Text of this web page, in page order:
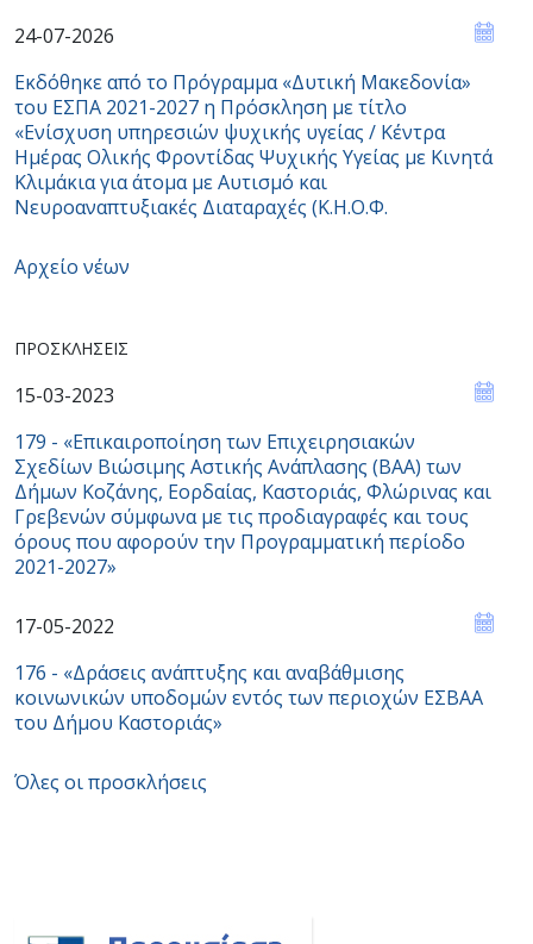
24-07-2026
Εκδόθηκε από το Πρόγραμμα «Δυτική Μακεδονία»
του ΕΣΠΑ 2021-2027 η Πρόσκληση με τίτλο
«Ενίσχυση υπηρεσιών ψυχικής υγείας / Κέντρα
Ημέρας Ολικής Φροντίδας Ψυχικής Υγείας με Κινητά
Κλιμάκια για άτομα με Αυτισμό και
Νευροαναπτυξιακές Διαταραχές (Κ.Η.Ο.Φ.
Αρχείο νέων
ΠΡΟΣΚΛΉΣΕΙΣ
15-03-2023
179 - «Επικαιροποίηση των Επιχειρησιακών
Σχεδίων Βιώσιμης Αστικής Ανάπλασης (ΒΑΑ) των
Δήμων Κοζάνης, Εορδαίας, Καστοριάς, Φλώρινας και
Γρεβενών σύμφωνα με τις προδιαγραφές και τους
όρους που αφορούν την Προγραμματική περίοδο
2021-2027»
17-05-2022
176 - «Δράσεις ανάπτυξης και αναβάθμισης
κοινωνικών υποδομών εντός των περιοχών ΕΣBAA
του Δήμου Καστοριάς»
Όλες οι προσκλήσεις